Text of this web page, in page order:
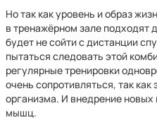
Но так как уровень и образ
в тренажёрном зале подходят
будет не сойти с дистанции
пытаться следовать этой
регулярные тренировки
очень сопротивляться, так
организма. И внедрение
мышц.